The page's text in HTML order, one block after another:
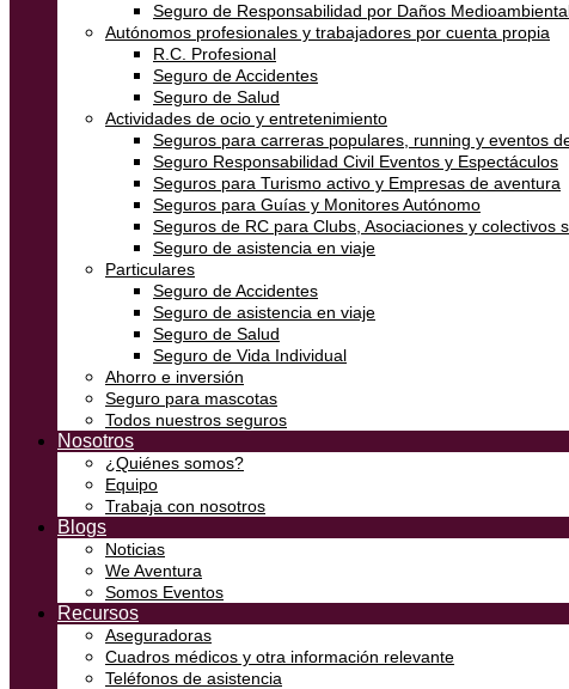
Seguro de Responsabilidad por Daños
Autónomos profesionales y trabajadores por cuenta propia
R.C. Profesional
Seguro de Accidentes
Seguro de Salud
Actividades de ocio y entretenimiento
Seguros para carreras populares, running y eventos
Seguro Responsabilidad Civil Eventos y Espectáculos
Seguros para Turismo activo y Empresas de aventura
Seguros para Guías y Monitores Autónomo
Seguros de RC para Clubs, Asociaciones y colectivos
Seguro de asistencia en viaje
Particulares
Seguro de Accidentes
Seguro de asistencia en viaje
Seguro de Salud
Seguro de Vida Individual
Ahorro e inversión
Seguro para mascotas
Todos nuestros seguros
Nosotros
¿Quiénes somos?
Equipo
Trabaja con nosotros
Blogs
Noticias
We Aventura
Somos Eventos
Recursos
Aseguradoras
Cuadros médicos y otra información relevante
Teléfonos de asistencia